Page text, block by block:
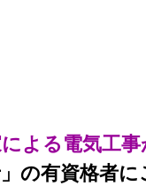
による電気工
の有資格者